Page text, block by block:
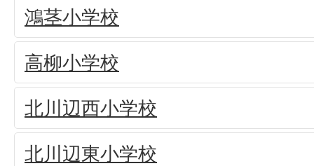
鴻茎小学校
高柳小学校
北川辺西小学校
北川辺東小学校